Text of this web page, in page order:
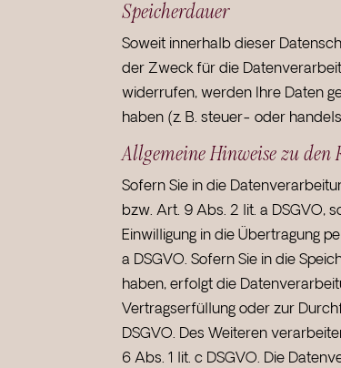
Speicherdauer
Soweit innerhalb dieser
der Zweck für die
widerrufen, werden Ihre Daten
haben (z. B. steuer- oder
Allgemeine Hinweise zu den
Sofern Sie in die
bzw. Art. 9 Abs. 2 lit. a DSGVO,
Einwilligung in die Übertragung
a DSGVO. Sofern Sie in die
haben, erfolgt die
Vertragserfüllung oder zur
DSGVO. Des Weiteren
6 Abs. 1 lit. c DSGVO. Die